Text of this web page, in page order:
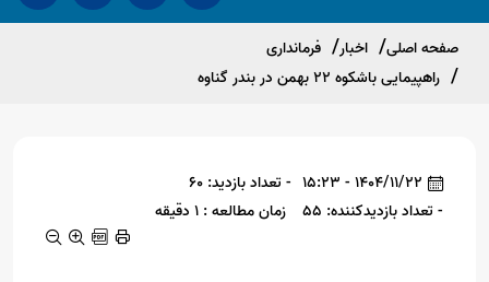
صفحه اصلی اخبار
فرمانداری
راهپیمایی باشکوه ۲۲ بهمن در بندر گناوه
1404/11/22 - 15:23
- تعداد بازدید: 60
- تعداد بازدیدکننده: 55
زمان مطالعه : 1 دقیقه